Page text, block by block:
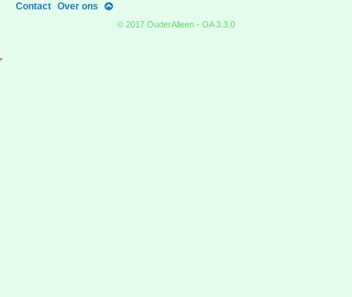
Contact Over ons
© 2017 OuderAlleen - OA 3.3.0